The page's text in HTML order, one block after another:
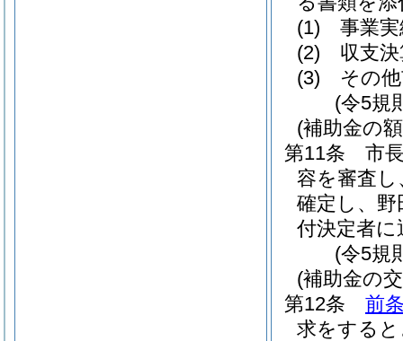
(1)
事業
(2)
収支
(3)
その
(令5規
(補助金の
第11条
市
容を審査
確定し、野
付決定者
(令5規
(補助金の
第12条
前
求をする